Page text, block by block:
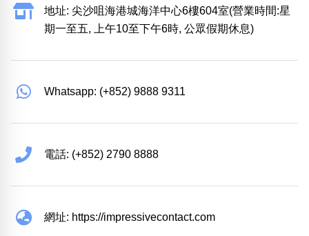
地址: 尖沙咀海港城海洋中心6樓604室(營業時間:星
期一至五, 上午10至下午6時, 公眾假期休息)
Whatsapp: (+852) 9888 9311
電話: (+852) 2790 8888
網址: https://impressivecontact.com